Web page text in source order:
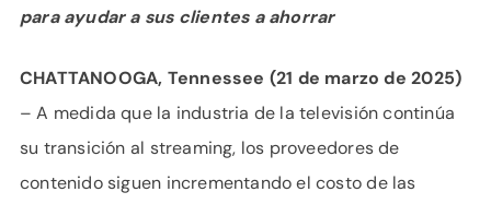
para ayudar a sus clientes a ahorrar
CHATTANOOGA, Tennessee (21 de marzo de 2025)
– A medida que la industria de la televisión continúa
su transición al streaming, los proveedores de
contenido siguen incrementando el costo de las